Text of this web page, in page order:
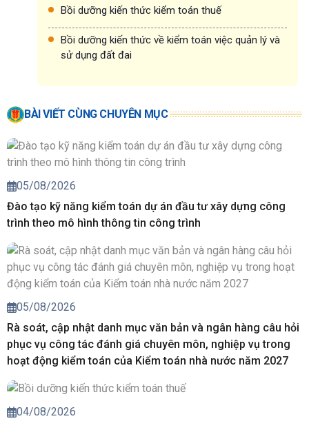
Bồi dưỡng kiến thức kiểm toán thuế
Bồi dưỡng kiến thức về kiểm toán việc quản lý và
sử dụng đất đai
BÀI VIẾT CÙNG CHUYÊN MỤC
05/08/2026
Đào tạo kỹ năng kiểm toán dự án đầu tư xây dựng công
trình theo mô hình thông tin công trình
05/08/2026
Rà soát, cập nhật danh mục văn bản và ngân hàng câu hỏi
phục vụ công tác đánh giá chuyên môn, nghiệp vụ trong
hoạt động kiểm toán của Kiểm toán nhà nước năm 2027
04/08/2026